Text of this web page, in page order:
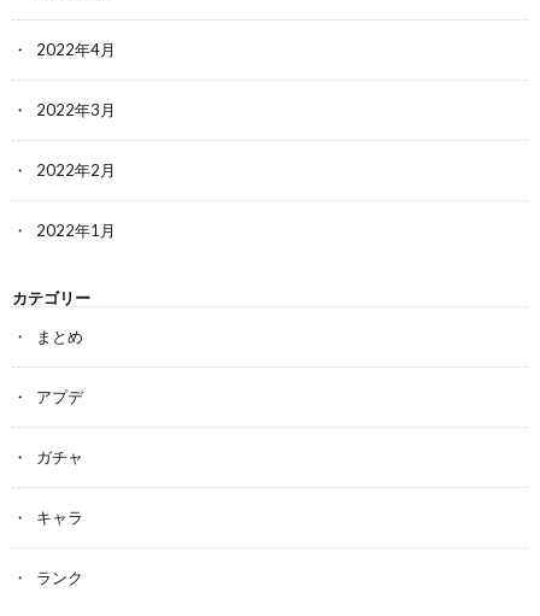
2022年4月
2022年3月
2022年2月
2022年1月
カテゴリー
まとめ
アプデ
ガチャ
キャラ
ランク